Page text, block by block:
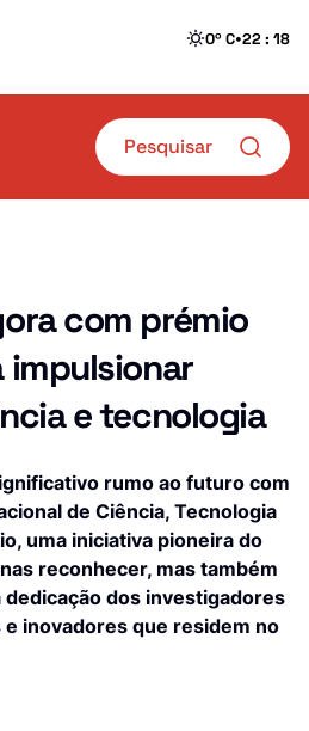
0º C•22 : 18
com prémio
impulsionar
e tecnologia
rumo ao futuro com
de Ciência, Tecnologia
uma iniciativa pioneira do
reconhecer, mas também
dos investigadores
inovadores que residem no